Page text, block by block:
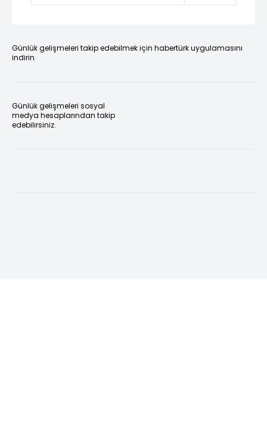
Günlük gelişmeleri takip edebilmek için habertürk uygulamasını
indirin
Günlük gelişmeleri sosyal
medya hesaplarından takip
edebilirsiniz.